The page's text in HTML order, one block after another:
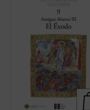
Continuamos aquí tratando sobre el
Pentateuco, ahora con una aproximación
básica sobre el proceso de su formación
(ver ficha)